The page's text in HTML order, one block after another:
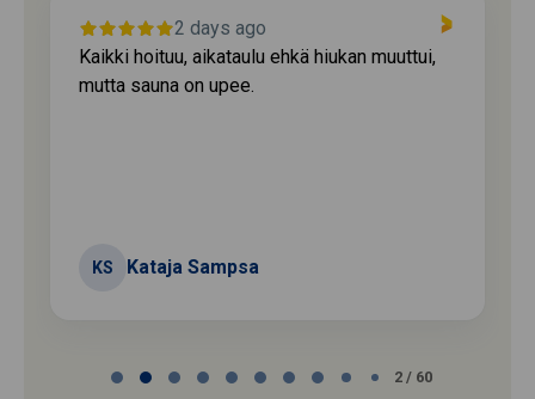
2 days ago
Kaikki hoituu, aikataulu ehkä hiukan muuttui,
mutta sauna on upee.
KS Kataja Sampsa
2 / 60